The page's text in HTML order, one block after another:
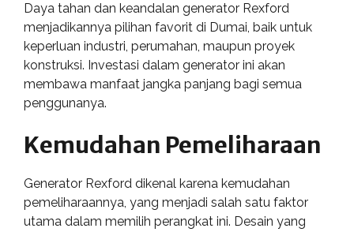
Daya tahan dan keandalan generator Rexford
menjadikannya pilihan favorit di Dumai, baik untuk
keperluan industri, perumahan, maupun proyek
konstruksi. Investasi dalam generator ini akan
membawa manfaat jangka panjang bagi semua
penggunanya.
Kemudahan Pemeliharaan
Generator Rexford dikenal karena kemudahan
pemeliharaannya, yang menjadi salah satu faktor
utama dalam memilih perangkat ini. Desain yang